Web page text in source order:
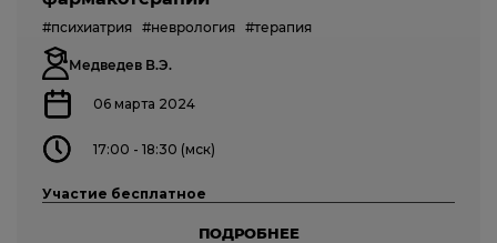
#психиатрия #неврология #терапия
Медведев В.Э.
06 марта 2024
17:00 - 18:30 (мск)
Участие бесплатное
ПОДРОБНЕЕ